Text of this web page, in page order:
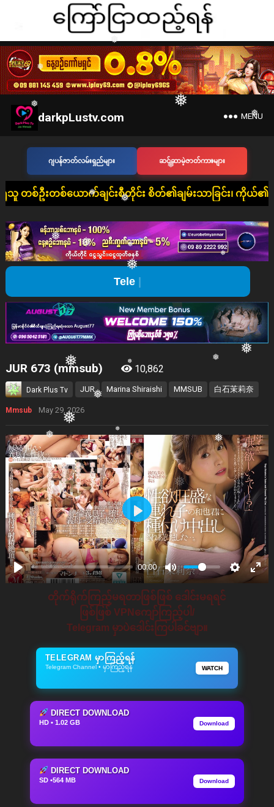
❅
❅
❅
❅
❅
❅
❅
❅
❅
❅ ❅
❅
❅
❅
❅
❅
❅
❅
❅
❅
❅
❅
❅
❅
❅
❅
darkpLustv.com MENU
ဂျပန်ဇာတ်လမ်းရှည်များ ဆင်ဆာမဲ့ဇာတ်ကားများ
တိုင်း စိတ်၏ချမ်းသာခြင်း၊ ကိုယ်၏ကျန်းမာခြင်းနှင့် ပြည့်စုံ၍
Telegram Channel Jo
JUR 673 (mmsub) 10,862
Dark Plus Tv JUR Marina Shiraishi MMSUB 白石茉莉奈
Mmsub May 29, 2026
00:00
Play
တိုက်ရိုက်ကြည့်မရတာဖြစ်ဖြစ် ဒေါင်းမရရင်
ဖြစ်ဖြစ် VPNကျော်ကြည့်ပါ/
Telegram မှာပဲဒေါင်းကြပါခင်ဗျာ။
TELEGRAM မှာကြည့်ရန်
Telegram Channel • မှာကြည့်ရန် WATCH
DIRECT DOWNLOAD
HD • 1.02 GB Download
DIRECT DOWNLOAD
SD •564 MB Download